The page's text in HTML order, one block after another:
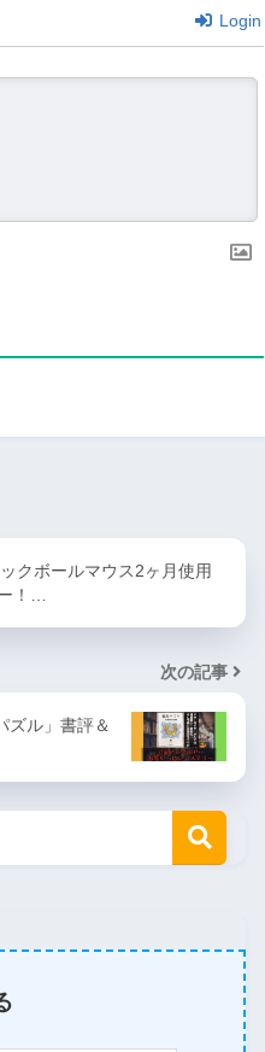
Login
クボールマウス2ヶ月使用
！…
次の記事
ズル」書評＆